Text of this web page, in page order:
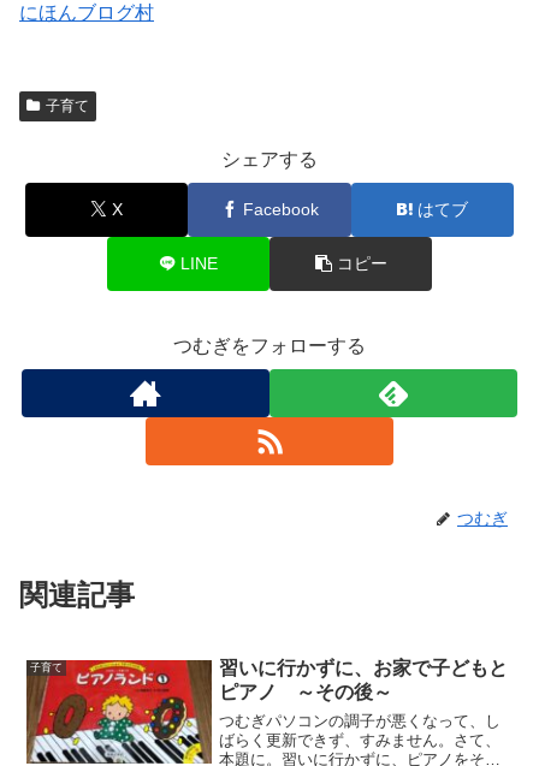
にほんブログ村
子育て
シェアする
X Facebook はてブ
LINE コピー
つむぎをフォローする
つむぎ
関連記事
子育て
習いに行かずに、お家で子どもと
ピアノ ～その後～
つむぎパソコンの調子が悪くなって、し
ばらく更新できず、すみません。さて、
本題に。習いに行かずに、ピアノをその